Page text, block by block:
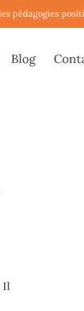
pédagogies
Blog
Il